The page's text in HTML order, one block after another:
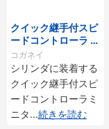
クイック継手付スピ
ードコントローラ ス
タンダードタイプ S
C□-M・SS□-Mシ
リーズ
コガネイ
シリンダに装着する
クイック継手付スピ
ードコントローラミ
ニタ...続きを読む